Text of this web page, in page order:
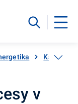
Katalog
v